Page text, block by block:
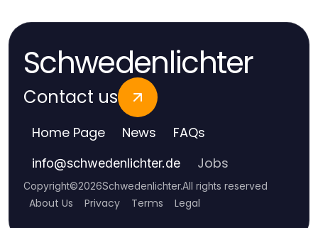
Schwedenlichter
Contact us
Home Page News FAQs
info@schwedenlichter.de Jobs
Copyright©2026Schwedenlichter.All rights reserved
About Us Privacy Terms Legal